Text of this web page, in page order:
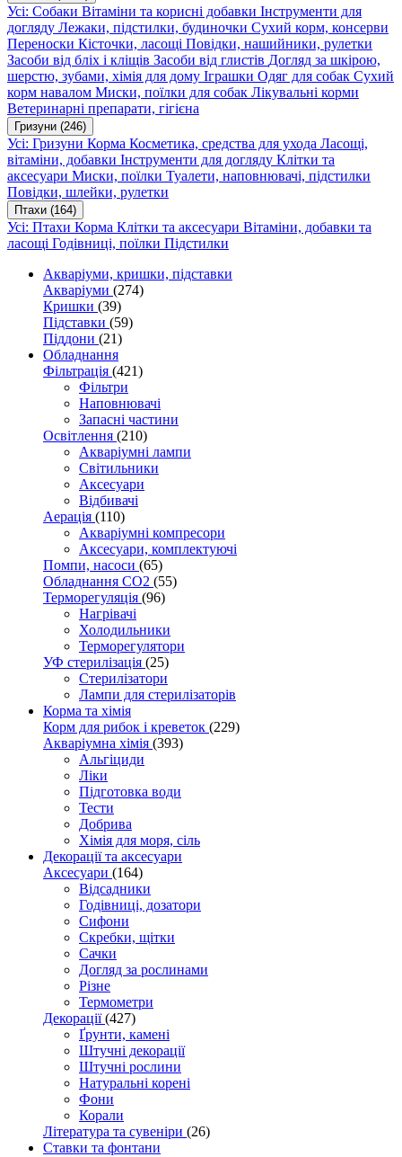
Усі: Собаки Вітаміни та корисні добавки Інструменти для
догляду Лежаки, підстилки, будиночки Сухий корм, консерви
Переноски Кісточки, ласощі Повідки, нашийники, рулетки
Засоби від бліх і кліщів Засоби від глистів Догляд за шкірою,
шерстю, зубами, хімія для дому Іграшки Одяг для собак Сухий
корм навалом Миски, поїлки для собак Лікувальні корми
Ветеринарні препарати, гігієна
Гризуни (246)
Усі: Гризуни Корма Косметика, средства для ухода Ласощі,
вітаміни, добавки Інструменти для догляду Клітки та
аксесуари Миски, поїлки Туалети, наповнювачі, підстилки
Повідки, шлейки, рулетки
Птахи (164)
Усі: Птахи Корма Клітки та аксесуари Вітаміни, добавки та
ласощі Годівниці, поїлки Підстилки
Акваріуми, кришки, підставки
Акваріуми (274)
Кришки (39)
Підставки (59)
Піддони (21)
Обладнання
Фільтрація (421)
Фільтри
Наповнювачі
Запасні частини
Освітлення (210)
Акваріумні лампи
Світильники
Аксесуари
Відбивачі
Аерація (110)
Акваріумні компресори
Аксесуари, комплектуючі
Помпи, насоси (65)
Обладнання CO2 (55)
Терморегуляція (96)
Нагрівачі
Холодильники
Терморегулятори
УФ стерилізація (25)
Стерилізатори
Лампи для стерилізаторів
Корма та хімія
Корм для рибок і креветок (229)
Акваріумна хімія (393)
Альгіциди
Ліки
Підготовка води
Тести
Добрива
Хімія для моря, сіль
Декорації та аксесуари
Аксесуари (164)
Відсадники
Годівниці, дозатори
Сифони
Скребки, щітки
Сачки
Догляд за рослинами
Різне
Термометри
Декорації(427)
Ґрунти, камені
Штучні декорації
Штучні рослини
Натуральні корені
Фони
Корали
Література та сувеніри (26)
Ставки та фонтани